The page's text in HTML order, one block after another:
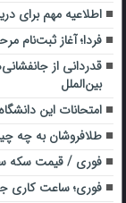
اطلاعیه مهم برای
فردا؛ آغاز ثبت‌نام مرحله دوم وام
قدردانی از
بین‌الملل
امتحانات این
طلافروشان به چه
فوری / قیمت سکه
فوری؛ ساعت کاری